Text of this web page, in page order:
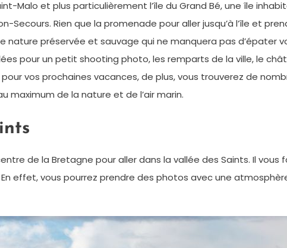
Malo et plus particulièrement l’île du Grand Bé, une île
Secours. Rien que la promenade pour aller jusqu’à l’île et
nature préservée et sauvage qui ne manquera pas d’épater
pour un petit shooting photo, les remparts de la ville, le
vos prochaines vacances, de plus, vous trouverez de
maximum de la nature et de l’air marin.
de la Bretagne pour aller dans la vallée des Saints. Il
effet, vous pourrez prendre des photos avec une